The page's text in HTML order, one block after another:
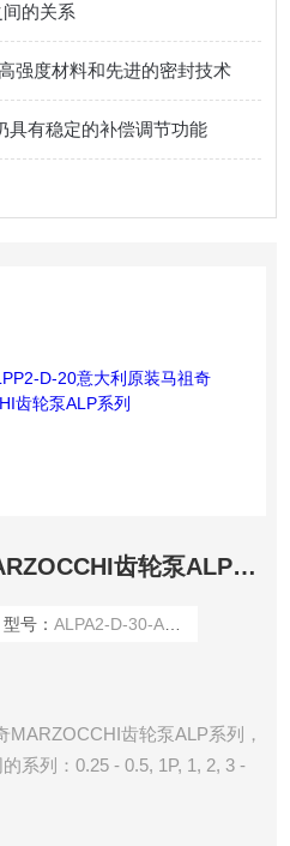
的关系
强度材料和先进的密封技术
具有稳定的补偿调节功能
意大利原装马祖奇MARZOCCHI齿轮泵ALP系列
型号： ALPA2-D-30-AS+ALPP2-D-20
齿轮泵ALP系列，
系列：0.25 - 0.5, 1P, 1, 2, 3 -
轴伸油口。